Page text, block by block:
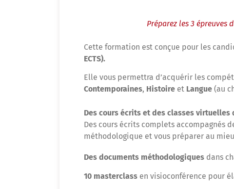
Préparez les 3 épreuves
Cette formation est conçue pour les
ECTS).
Elle vous permettra d’acquérir les
Contemporaines, Histoire et Langue (au
Des cours écrits et des classes
Des cours écrits complets accompagnés
méthodologique et vous préparer au
Des documents méthodologiques dans
10 masterclass en visioconférence pour